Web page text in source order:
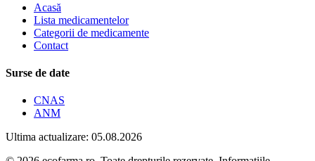
Acasă
Lista medicamentelor
Categorii de medicamente
Contact
Surse de date
CNAS
ANM
Ultima actualizare: 05.08.2026